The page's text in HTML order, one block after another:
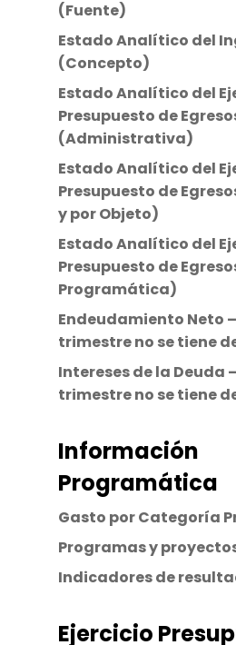
(Fuente)
Estado Analítico del
(Concepto)
Estado Analítico del
Presupuesto de
(Administrativa)
Estado Analítico del
Presupuesto de
y por Objeto)
Estado Analítico del
Presupuesto de
Programática)
Endeudamiento Neto
trimestre no se tiene
Intereses de la Deuda
trimestre no se tiene
Información
Programática
Gasto por Categoría
Programas y
Indicadores de
Ejercicio